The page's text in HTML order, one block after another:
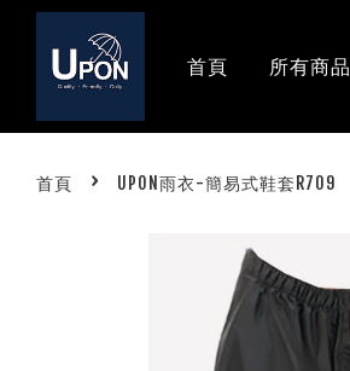
首頁 所有商品
首頁 › UPON雨衣-簡易式鞋套R709